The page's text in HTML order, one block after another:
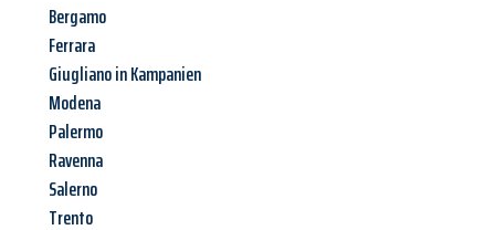
Bergamo
Ferrara
Giugliano in Kampanien
Modena
Palermo
Ravenna
Salerno
Trento